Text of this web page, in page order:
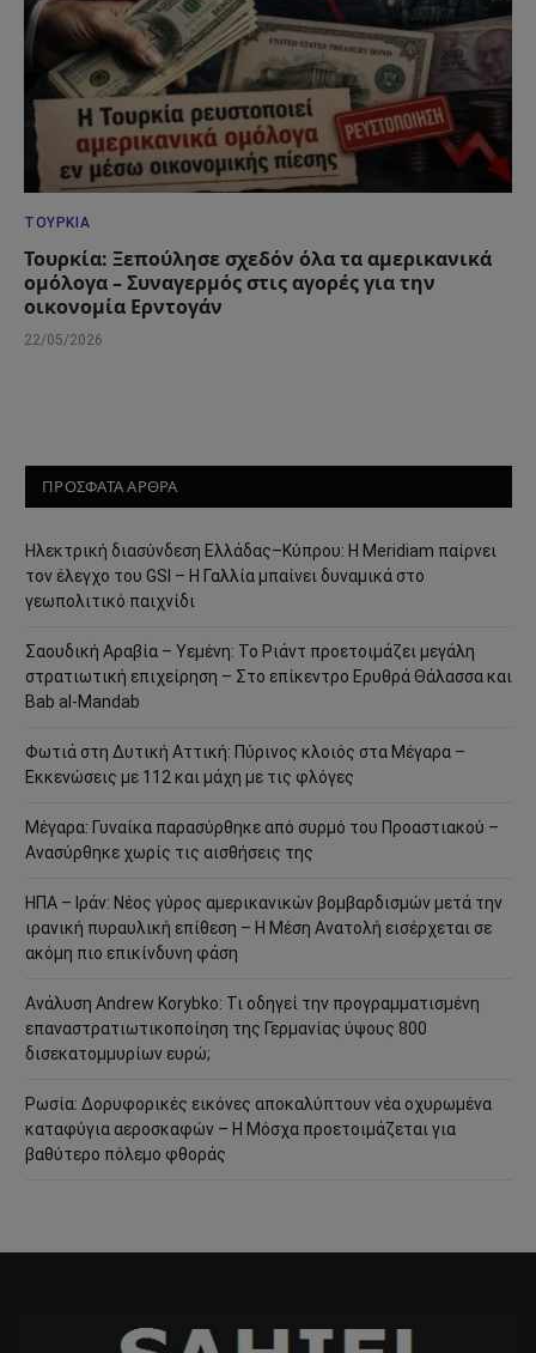
ΤΟΥΡΚΊΑ
Τουρκία: Ξεπούλησε σχεδόν όλα τα αμερικανικά
ομόλογα – Συναγερμός στις αγορές για την
οικονομία Ερντογάν
22/05/2026
ΠΡΟΣΦΑΤΑ ΑΡΘΡΑ
Ηλεκτρική διασύνδεση Ελλάδας–Κύπρου: Η Meridiam παίρνει
τον έλεγχο του GSI – Η Γαλλία μπαίνει δυναμικά στο
γεωπολιτικό παιχνίδι
Σαουδική Αραβία – Υεμένη: Το Ριάντ προετοιμάζει μεγάλη
στρατιωτική επιχείρηση – Στο επίκεντρο Ερυθρά Θάλασσα και
Bab al-Mandab
Φωτιά στη Δυτική Αττική: Πύρινος κλοιός στα Μέγαρα –
Εκκενώσεις με 112 και μάχη με τις φλόγες
Μέγαρα: Γυναίκα παρασύρθηκε από συρμό του Προαστιακού –
Ανασύρθηκε χωρίς τις αισθήσεις της
ΗΠΑ – Ιράν: Νέος γύρος αμερικανικών βομβαρδισμών μετά την
ιρανική πυραυλική επίθεση – Η Μέση Ανατολή εισέρχεται σε
ακόμη πιο επικίνδυνη φάση
Ανάλυση Andrew Korybko: Τι οδηγεί την προγραμματισμένη
επαναστρατιωτικοποίηση της Γερμανίας ύψους 800
δισεκατομμυρίων ευρώ;
Ρωσία: Δορυφορικές εικόνες αποκαλύπτουν νέα οχυρωμένα
καταφύγια αεροσκαφών – Η Μόσχα προετοιμάζεται για
βαθύτερο πόλεμο φθοράς